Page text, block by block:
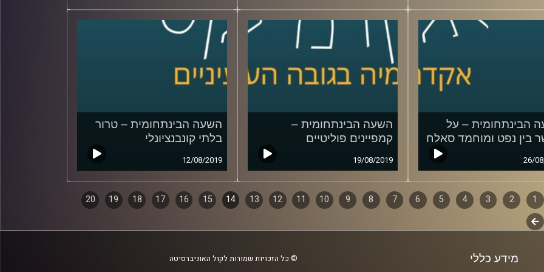
הבינתחומית – על
בין נפט ומוחמד סאלח
26/
השעה הבינתחומית –
קמפיינים פוליטיים
19/08/2019
השעה הבינתחומית – טרור
בלתי קונבנציונלי
12/08/2019
1
2
3
4
5
6
7
8
9
10
11
12
13
14
15
16
17
18
19
20
לשלב
מידע כללי © כל הזכויות שמורות לקול האוניברסיטה